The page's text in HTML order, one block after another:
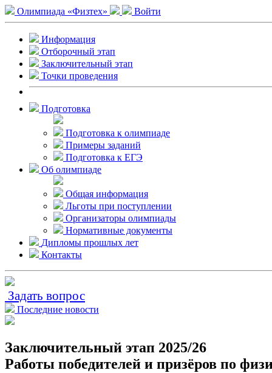
Олимпиада «Физтех» Войти
Информация
Отборочный этап
Заключительный этап
Точки проведения
Подготовка
Подготовка к олимпиаде
Примеры заданий
Подготовка к ЕГЭ
Об олимпиаде
Общая информация
Льготы при поступлении
Организаторы олимпиады
Нормативные документы
Дипломы прошлых лет
Контакты
Задать вопрос
Последние новости
Заключительный этап 2025/26
Работы победителей и призёров по